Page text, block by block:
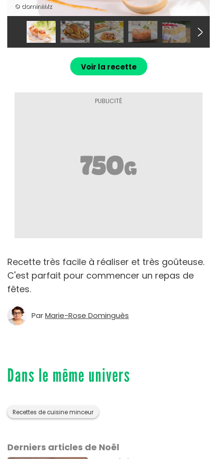
© dominiiMz
Voir la recette
Recette très facile à réaliser et très goûteuse.
C'est parfait pour commencer un repas de
fêtes.
ParMarie-Rose Dominguès
Dans le même univers
Recettes de cuisine minceur
Derniers articles de Noël